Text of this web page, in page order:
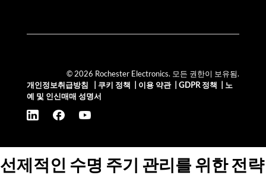
© 2026 Rochester Electronics. 모든 권한이 보유됨.
개인정보취급방침
쿠키 정책 이용 약관| GDPR 정책
노
예 및 인신매매 성명서
선제적인 수명 주기 관리를 위한 전략